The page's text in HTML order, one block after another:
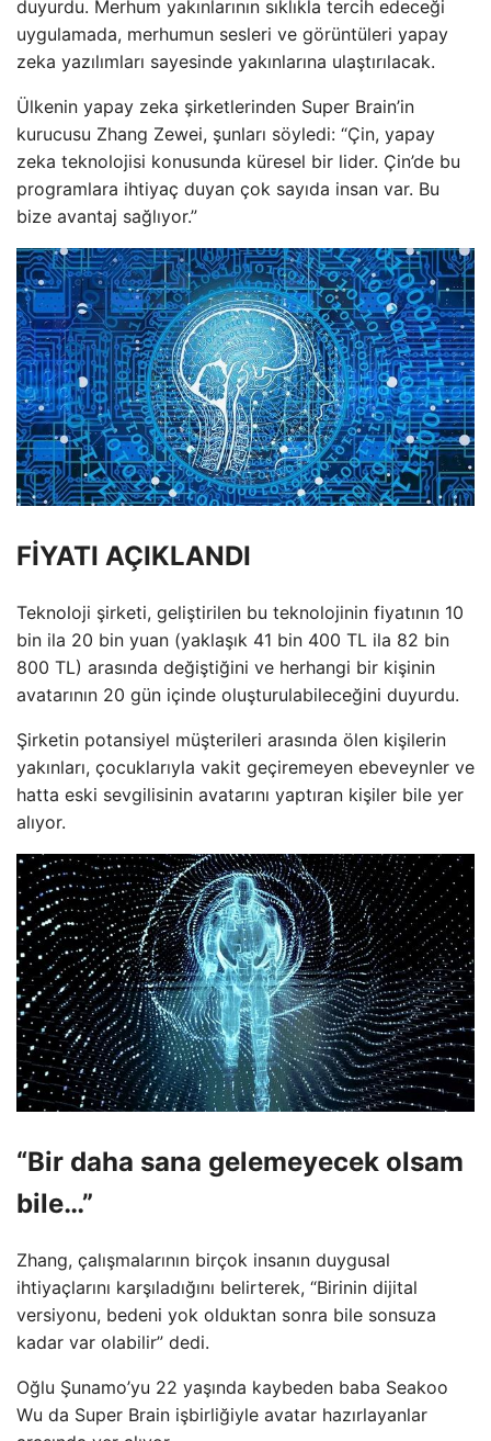
duyurdu. Merhum yakınlarının sıklıkla tercih edeceği
uygulamada, merhumun sesleri ve görüntüleri yapay
zeka yazılımları sayesinde yakınlarına ulaştırılacak.
Ülkenin yapay zeka şirketlerinden Super Brain’in
kurucusu Zhang Zewei, şunları söyledi: “Çin, yapay
zeka teknolojisi konusunda küresel bir lider. Çin’de bu
programlara ihtiyaç duyan çok sayıda insan var. Bu
bize avantaj sağlıyor.”
FİYATI AÇIKLANDI
Teknoloji şirketi, geliştirilen bu teknolojinin fiyatının 10
bin ila 20 bin yuan (yaklaşık 41 bin 400 TL ila 82 bin
800 TL) arasında değiştiğini ve herhangi bir kişinin
avatarının 20 gün içinde oluşturulabileceğini duyurdu.
Şirketin potansiyel müşterileri arasında ölen kişilerin
yakınları, çocuklarıyla vakit geçiremeyen ebeveynler ve
hatta eski sevgilisinin avatarını yaptıran kişiler bile yer
alıyor.
“Bir daha sana gelemeyecek olsam
bile…”
Zhang, çalışmalarının birçok insanın duygusal
ihtiyaçlarını karşıladığını belirterek, “Birinin dijital
versiyonu, bedeni yok olduktan sonra bile sonsuza
kadar var olabilir” dedi.
Oğlu Şunamo’yu 22 yaşında kaybeden baba Seakoo
Wu da Super Brain işbirliğiyle avatar hazırlayanlar